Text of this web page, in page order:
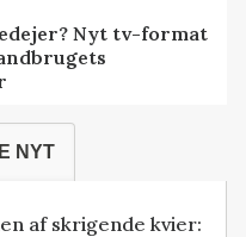
Nyt tv-format
NYT
af skrigende kvier: